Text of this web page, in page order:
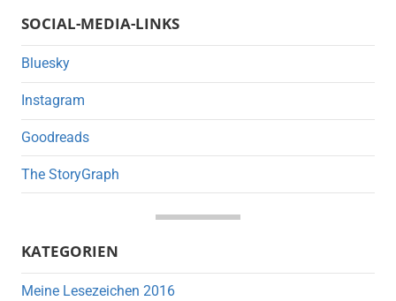
SOCIAL-MEDIA-LINKS
Bluesky
Instagram
Goodreads
The StoryGraph
KATEGORIEN
Meine Lesezeichen 2016